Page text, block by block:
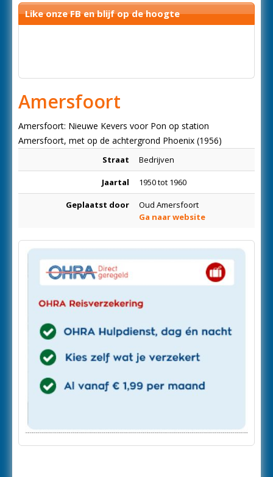
Like onze FB en blijf op de hoogte
Amersfoort
Amersfoort: Nieuwe Kevers voor Pon op station
Amersfoort, met op de achtergrond Phoenix (1956)
Straat Bedrijven
Jaartal 1950 tot 1960
Geplaatst door
Oud Amersfoort
Ga naar website